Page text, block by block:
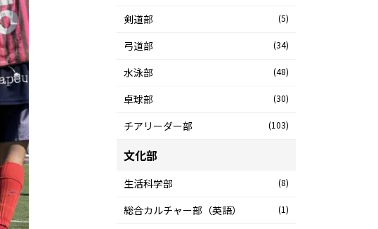
剣道部 (5)
弓道部 (34)
水泳部 (48)
卓球部 (30)
チアリーダー部 (103)
文化部
生活科学部 (8)
総合カルチャー部（英語） (1)